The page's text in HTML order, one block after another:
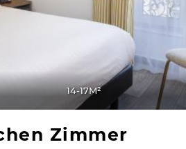
14-17M²
Zimmer